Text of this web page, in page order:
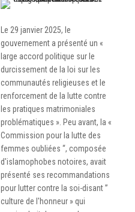
Le 29 janvier 2025, le
gouvernement a présenté un «
large accord politique sur le
durcissement de la loi sur les
communautés religieuses et le
renforcement de la lutte contre
les pratiques matrimoniales
problématiques ». Peu avant, la «
Commission pour la lutte des
femmes oubliées “, composée
d'islamophobes notoires, avait
présenté ses recommandations
pour lutter contre la soi-disant ”
culture de l'honneur » qui